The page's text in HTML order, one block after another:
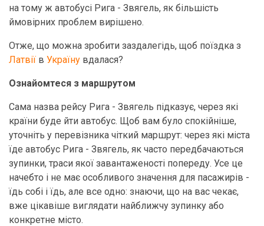
на тому ж автобусі Рига - Звягель, як більшість
ймовірних проблем вирішено.
Отже, що можна зробити заздалегідь, щоб поїздка з
Латвії в Україну вдалася?
Ознайомтеся з маршрутом
Сама назва рейсу Рига - Звягель підказує, через які
країни буде йти автобус. Щоб вам було спокійніше,
уточніть у перевізника чіткий маршрут: через які міста
їде автобус Рига - Звягель, як часто передбачаються
зупинки, траси якої завантаженості попереду. Усе це
начебто і не має особливого значення для пасажирів -
їдь собі і їдь, але все одно: знаючи, що на вас чекає,
вже цікавіше виглядати найближчу зупинку або
конкретне місто.